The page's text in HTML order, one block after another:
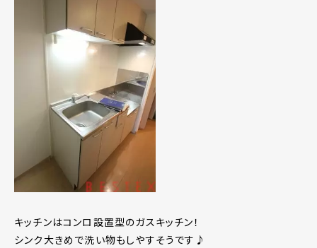
キッチンはコンロ設置型のガスキッチン！
シンク大きめで洗い物もしやすそうです♪